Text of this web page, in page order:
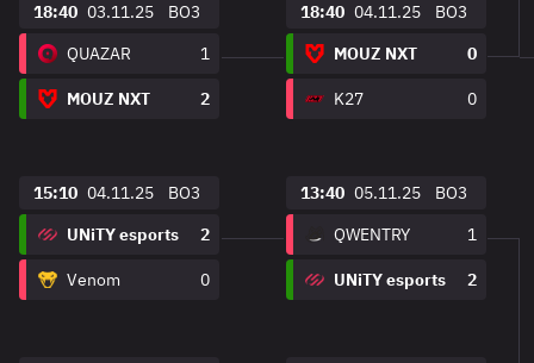
18:40 03.11.25
BO3
QUAZAR
1
MOUZ NXT 2
15:10 04.11.25
BO3
UNiTY esports
2
Venom 0
18:40 04.11.25
BO3
MOUZ NXT
0
K27 0
13:40 05.11.25
BO3
QWENTRY
1
UNiTY esports 2